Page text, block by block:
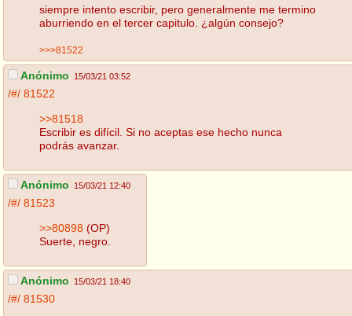
siempre intento escribir, pero generalmente me termino
aburriendo en el tercer capitulo. ¿algún consejo?
>>>81522
Anónimo 15/03/21 03:52
/#/ 81522
>>81518
Escribir es difícil. Si no aceptas ese hecho nunca
podrás avanzar.
Anónimo 15/03/21 12:40
/#/ 81523
>>80898 (OP)
Suerte, negro.
Anónimo 15/03/21 18:40
/#/ 81530